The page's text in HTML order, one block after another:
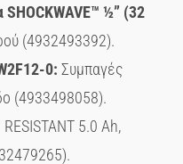
SHOCKWAVE™ ½” (32
(4932493392).
2F12-0: Συμπαγές
(4933498058).
5.0 Ah,